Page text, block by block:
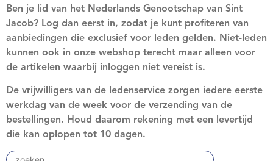
Nieuws
Agenda
Webshop
Ben je lid van het Nederlands Genootschap van Sint
Jacob? Log dan eerst in, zodat je kunt profiteren van
aanbiedingen die exclusief voor leden gelden. Niet-leden
kunnen ook in onze webshop terecht maar alleen voor
de artikelen waarbij inloggen niet vereist is.
De vrijwilligers van de ledenservice zorgen iedere eerste
werkdag van de week voor de verzending van de
bestellingen. Houd daarom rekening met een levertijd
die kan oplopen tot 10 dagen.